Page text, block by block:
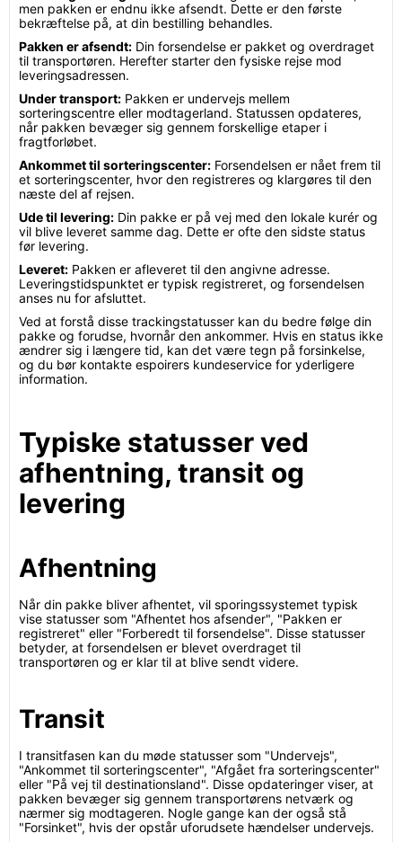
men pakken er endnu ikke afsendt. Dette er den første
bekræftelse på, at din bestilling behandles.
Pakken er afsendt: Din forsendelse er pakket og overdraget
til transportøren. Herefter starter den fysiske rejse mod
leveringsadressen.
Under transport: Pakken er undervejs mellem
sorteringscentre eller modtagerland. Statussen opdateres,
når pakken bevæger sig gennem forskellige etaper i
fragtforløbet.
Ankommet til sorteringscenter: Forsendelsen er nået frem til
et sorteringscenter, hvor den registreres og klargøres til den
næste del af rejsen.
Ude til levering: Din pakke er på vej med den lokale kurér og
vil blive leveret samme dag. Dette er ofte den sidste status
før levering.
Leveret: Pakken er afleveret til den angivne adresse.
Leveringstidspunktet er typisk registreret, og forsendelsen
anses nu for afsluttet.
Ved at forstå disse trackingstatusser kan du bedre følge din
pakke og forudse, hvornår den ankommer. Hvis en status ikke
ændrer sig i længere tid, kan det være tegn på forsinkelse,
og du bør kontakte espoirers kundeservice for yderligere
information.
Typiske statusser ved
afhentning, transit og
levering
Afhentning
Når din pakke bliver afhentet, vil sporingssystemet typisk
vise statusser som "Afhentet hos afsender", "Pakken er
registreret" eller "Forberedt til forsendelse". Disse statusser
betyder, at forsendelsen er blevet overdraget til
transportøren og er klar til at blive sendt videre.
Transit
I transitfasen kan du møde statusser som "Undervejs",
"Ankommet til sorteringscenter", "Afgået fra sorteringscenter"
eller "På vej til destinationsland". Disse opdateringer viser, at
pakken bevæger sig gennem transportørens netværk og
nærmer sig modtageren. Nogle gange kan der også stå
"Forsinket", hvis der opstår uforudsete hændelser undervejs.